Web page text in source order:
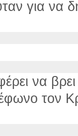
για να
να
τον